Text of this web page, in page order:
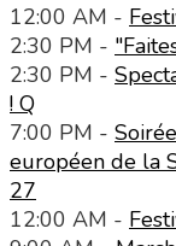
12:00 AM -
2:30 PM -
2:30 PM -
! Q
7:00 PM -
européen de la
27
12:00 AM -